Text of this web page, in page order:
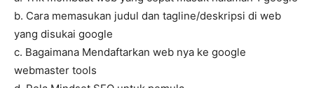
b. Cara memasukan judul dan tagline/deskripsi di web
yang disukai google
c. Bagaimana Mendaftarkan web nya ke google
webmaster tools